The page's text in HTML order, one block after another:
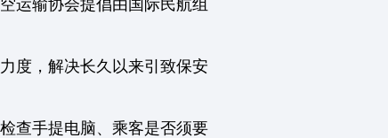
运输协会提倡由国际民航组
度，解决长久以来引致保安
查手提电脑、乘客是否须要